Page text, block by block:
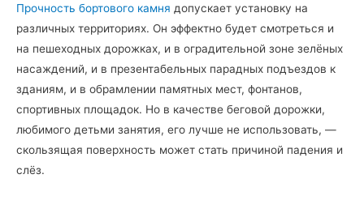
Прочность бортового камня допускает установку на
различных территориях. Он эффектно будет смотреться и
на пешеходных дорожках, и в оградительной зоне зелёных
насаждений, и в презентабельных парадных подъездов к
зданиям, и в обрамлении памятных мест, фонтанов,
спортивных площадок. Но в качестве беговой дорожки,
любимого детьми занятия, его лучше не использовать, —
скользящая поверхность может стать причиной падения и
слёз.